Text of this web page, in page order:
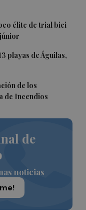
élite de trial bici
playas de Águilas,
de los
de Incendios
de
noticias